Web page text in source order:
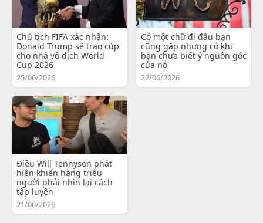
Chủ tịch FIFA xác nhận:
Donald Trump sẽ trao cúp
cho nhà vô địch World
Cup 2026
25/06/2026
Có một chữ đi đâu bạn
cũng gặp nhưng có khi
bạn chưa biết ý nguồn gốc
của nó
22/06/2026
Điều Will Tennyson phát
hiện khiến hàng triệu
người phải nhìn lại cách
tập luyện
21/06/2026